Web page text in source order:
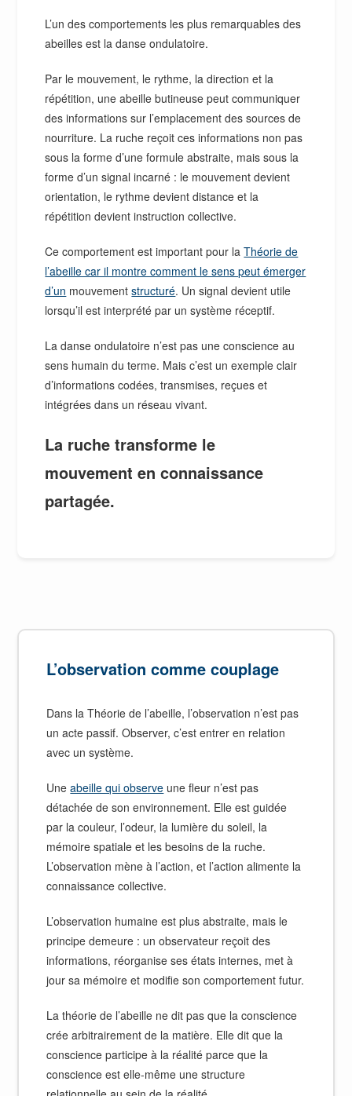
L’un des comportements les plus remarquables des
abeilles est la danse ondulatoire.
Par le mouvement, le rythme, la direction et la
répétition, une abeille butineuse peut communiquer
des informations sur l’emplacement des sources de
nourriture. La ruche reçoit ces informations non pas
sous la forme d’une formule abstraite, mais sous la
forme d’un signal incarné : le mouvement devient
orientation, le rythme devient distance et la
répétition devient instruction collective.
Ce comportement est important pour laThéorie de
l’abeille car il montre comment le sens peut émerger
d’un mouvementstructuré. Un signal devient utile
lorsqu’il est interprété par un système réceptif.
La danse ondulatoire n’est pas une conscience au
sens humain du terme. Mais c’est un exemple clair
d’informations codées, transmises, reçues et
intégrées dans un réseau vivant.
La ruche transforme le
mouvement en connaissance
partagée.
L’observation comme couplage
Dans la Théorie de l’abeille, l’observation n’est pas
un acte passif. Observer, c’est entrer en relation
avec un système.
Uneabeille qui observe une fleur n’est pas
détachée de son environnement. Elle est guidée
par la couleur, l’odeur, la lumière du soleil, la
mémoire spatiale et les besoins de la ruche.
L’observation mène à l’action, et l’action alimente la
connaissance collective.
L’observation humaine est plus abstraite, mais le
principe demeure : un observateur reçoit des
informations, réorganise ses états internes, met à
jour sa mémoire et modifie son comportement futur.
La théorie de l’abeille ne dit pas que la conscience
crée arbitrairement de la matière. Elle dit que la
conscience participe à la réalité parce que la
conscience est elle-même une structure